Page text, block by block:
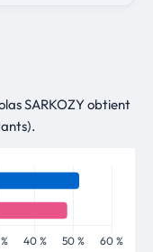
SARKOZY obtient